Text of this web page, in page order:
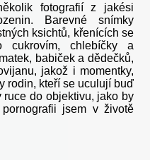
fotografií z jakési
Barevné snímky
ksichtů, křenících se
cukrovím, chlebíčky a
babiček a dědečků,
jakož i momentky,
rodin, kteří se uculují buď
do objektivu, jako by
jsem v životě